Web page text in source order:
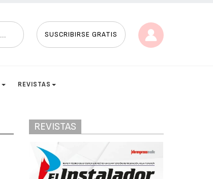
SUSCRIBIRSE GRATIS
REVISTAS
REVISTAS